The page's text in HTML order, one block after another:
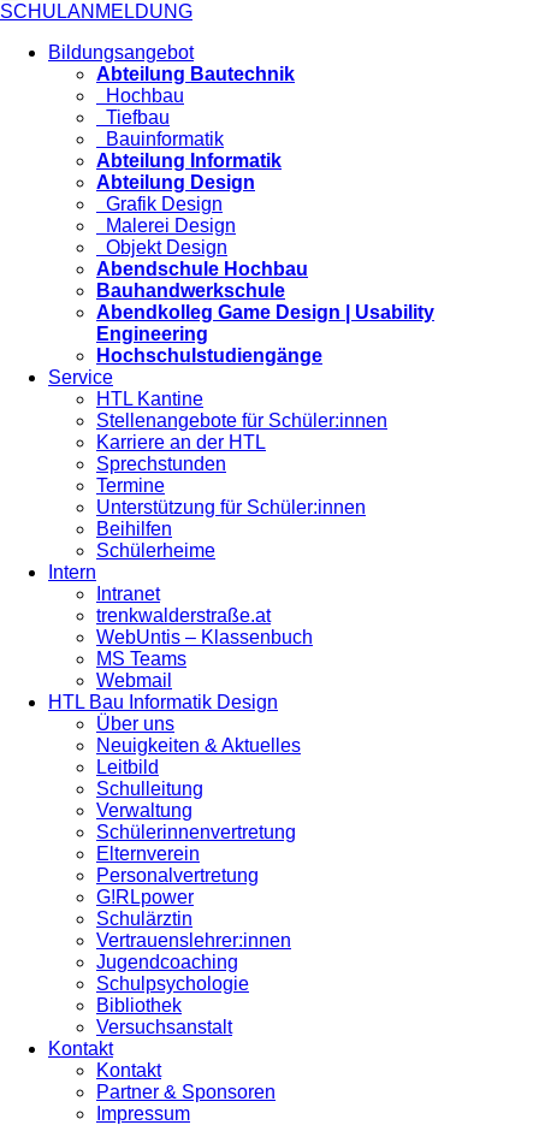
SCHULANMELDUNG
Bildungsangebot
Abteilung Bautechnik
Hochbau
Tiefbau
Bauinformatik
Abteilung Informatik
Abteilung Design
Grafik Design
Malerei Design
Objekt Design
Abendschule Hochbau
Bauhandwerkschule
Abendkolleg Game Design | Usability
Engineering
Hochschulstudiengänge
Service
HTL Kantine
Stellenangebote für Schüler:innen
Karriere an der HTL
Sprechstunden
Termine
Unterstützung für Schüler:innen
Beihilfen
Schülerheime
Intern
Intranet
trenkwalderstraße.at
WebUntis – Klassenbuch
MS Teams
Webmail
HTL Bau Informatik Design
Über uns
Neuigkeiten & Aktuelles
Leitbild
Schulleitung
Verwaltung
Schülerinnenvertretung
Elternverein
Personalvertretung
G!RLpower
Schulärztin
Vertrauenslehrer:innen
Jugendcoaching
Schulpsychologie
Bibliothek
Versuchsanstalt
Kontakt
Kontakt
Partner & Sponsoren
Impressum